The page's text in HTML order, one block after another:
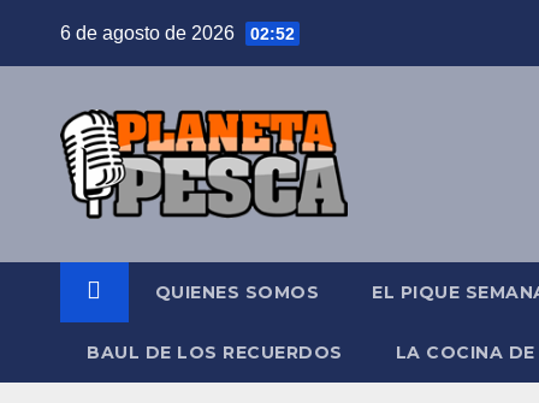
6 de agosto de 2026 02:52
QUIENES SOMOS EL PIQUE
BAUL DE LOS RECUERDOS LA COCINA